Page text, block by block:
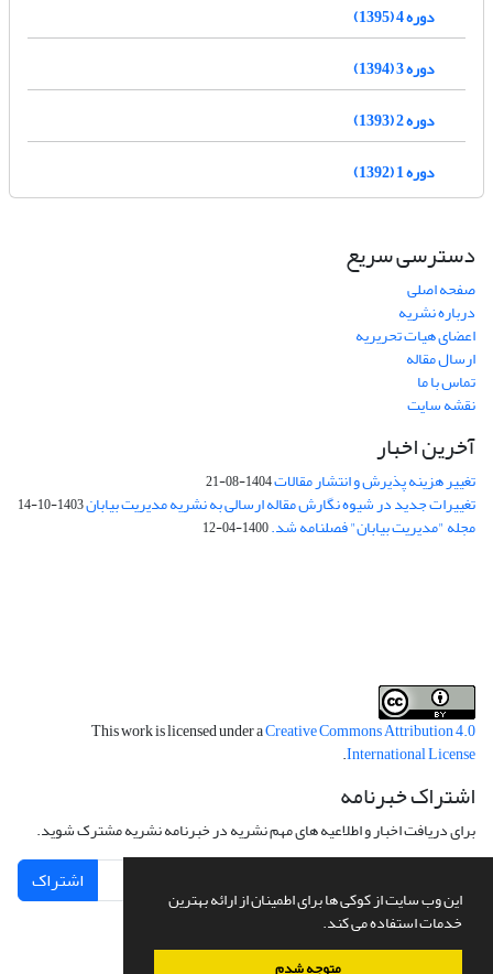
این وب سایت از کوکی ها برای اطمینان از ارائه بهترین
خدمات استفاده می کند.
متوجه شدم
دوره 4 (1395)
دوره 3 (1394)
دوره 2 (1393)
دوره 1 (1392)
دسترسی سریع
صفحه اصلی
درباره نشریه
اعضای هیات تحریریه
ارسال مقاله
تماس با ما
نقشه سایت
آخرین اخبار
تغییر هزینه پذیرش و انتشار مقالات1404-08-21
تغییرات جدید در شیوه نگارش مقاله ارسالی به نشریه مدیریت بیابان1403-10-14
مجله "مدیریت بیابان" فصلنامه شد.1400-04-12
This work is licensed under aCreative Commons Attribution 4.0
International License
.
اشتراک خبرنامه
برای دریافت اخبار و اطلاعیه های مهم نشریه در خبرنامه نشریه مشترک شوید.
اشتراک